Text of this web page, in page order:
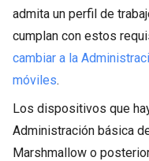
admita un perfil de
cumplan con estos
cambiar a la
móviles.
Los dispositivos que
Administración básica
Marshmallow o